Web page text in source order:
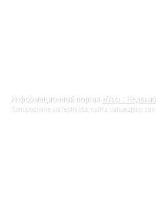
Информационный портал «Мир ::
Копирование материалов сайта запрещено